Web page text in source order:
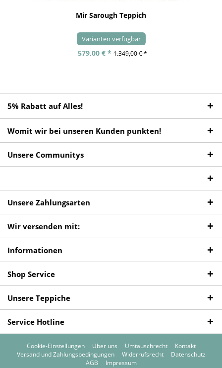
Mir Sarough Teppich
Varianten verfügbar
579,00 € * 1.349,00 € *
5% Rabatt auf Alles!
Womit wir bei unseren Kunden punkten!
Unsere Communitys
Unsere Zahlungsarten
Wir versenden mit:
Informationen
Shop Service
Unsere Teppiche
Service Hotline
Cookie-Einstellungen Über uns Umtauschrecht
Kontakt
Versand und Zahlungsbedingungen
Widerrufsrecht
Datenschutz
AGB
Impressum